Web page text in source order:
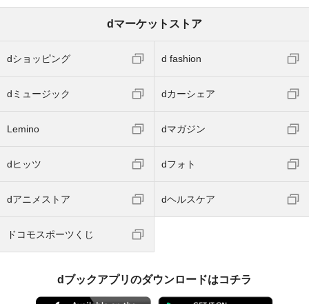
dマーケットストア
dショッピング d fashion
dミュージック dカーシェア
Lemino dマガジン
dヒッツ dフォト
dアニメストア dヘルスケア
ドコモスポーツくじ
dブックアプリのダウンロードはコチラ